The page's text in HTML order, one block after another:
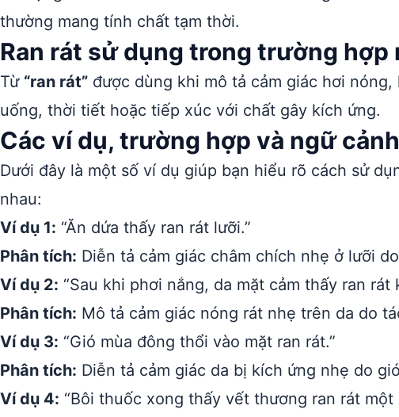
thường mang tính chất tạm thời.
Ran rát sử dụng trong trường hợp
Từ “ran rát” được dùng khi mô tả cảm giác hơi
uống, thời tiết hoặc tiếp xúc với chất gây kích ứng.
Các ví dụ, trường hợp và ngữ
Dưới đây là một số ví dụ giúp bạn hiểu rõ cách sử
nhau:
Ví dụ 1: “Ăn dứa thấy ran rát lưỡi.”
Phân tích: Diễn tả cảm giác châm chích nhẹ ở lưỡi
Ví dụ 2: “Sau khi phơi nắng, da mặt cảm thấy ran rát
Phân tích: Mô tả cảm giác nóng rát nhẹ trên da do
Ví dụ 3: “Gió mùa đông thổi vào mặt ran rát.”
Phân tích: Diễn tả cảm giác da bị kích ứng nhẹ do
Ví dụ 4: “Bôi thuốc xong thấy vết thương ran rát một